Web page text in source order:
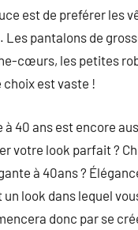
est de preférer les
pantalons de
cœurs, les petites
est vaste !
à 40 ans est encore
votre look parfait ?
à 40ans ?
look dans lequel
donc par se